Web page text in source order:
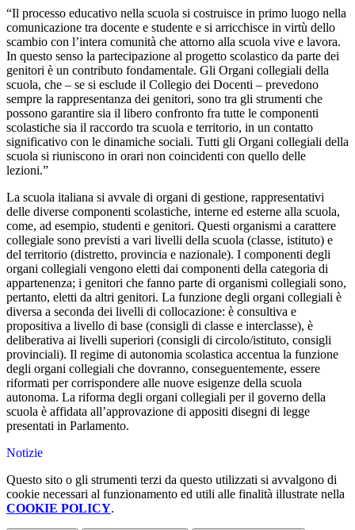
“Il processo educativo nella scuola si costruisce in primo luogo nella
comunicazione tra docente e studente e si arricchisce in virtù dello
scambio con l’intera comunità che attorno alla scuola vive e lavora.
In questo senso la partecipazione al progetto scolastico da parte dei
genitori è un contributo fondamentale. Gli Organi collegiali della
scuola, che – se si esclude il Collegio dei Docenti – prevedono
sempre la rappresentanza dei genitori, sono tra gli strumenti che
possono garantire sia il libero confronto fra tutte le componenti
scolastiche sia il raccordo tra scuola e territorio, in un contatto
significativo con le dinamiche sociali. Tutti gli Organi collegiali della
scuola si riuniscono in orari non coincidenti con quello delle
lezioni.”
La scuola italiana si avvale di organi di gestione, rappresentativi
delle diverse componenti scolastiche, interne ed esterne alla scuola,
come, ad esempio, studenti e genitori. Questi organismi a carattere
collegiale sono previsti a vari livelli della scuola (classe, istituto) e
del territorio (distretto, provincia e nazionale). I componenti degli
organi collegiali vengono eletti dai componenti della categoria di
appartenenza; i genitori che fanno parte di organismi collegiali sono,
pertanto, eletti da altri genitori. La funzione degli organi collegiali è
diversa a seconda dei livelli di collocazione: è consultiva e
propositiva a livello di base (consigli di classe e interclasse), è
deliberativa ai livelli superiori (consigli di circolo/istituto, consigli
provinciali). Il regime di autonomia scolastica accentua la funzione
degli organi collegiali che dovranno, conseguentemente, essere
riformati per corrispondere alle nuove esigenze della scuola
autonoma. La riforma degli organi collegiali per il governo della
scuola è affidata all’approvazione di appositi disegni di legge
presentati in Parlamento.
Notizie
Questo sito o gli strumenti terzi da questo utilizzati si avvalgono di
cookie necessari al funzionamento ed utili alle finalità illustrate nella
COOKIE POLICY.